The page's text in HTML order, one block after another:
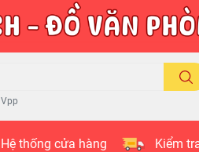
Vpp
Hệ thống cửa hàng Kiểm